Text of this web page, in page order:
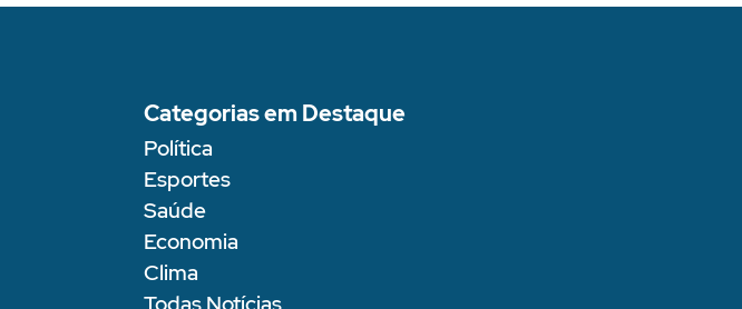
Categorias em Destaque
Política
Esportes
Saúde
Economia
Clima
Todas Notícias